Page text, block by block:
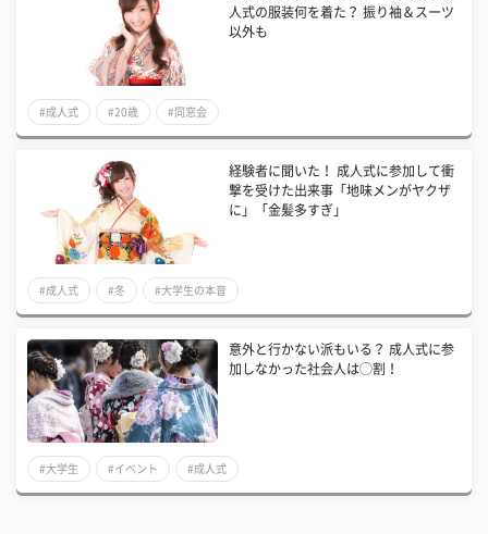
人式の服装何を着た？ 振り袖＆スーツ
以外も
#成人式 #20歳 #同窓会
経験者に聞いた！ 成人式に参加して衝
撃を受けた出来事「地味メンがヤクザ
に」「金髪多すぎ」
#成人式 #冬 #大学生の本音
意外と行かない派もいる？ 成人式に参
加しなかった社会人は◯割！
#大学生 #イベント #成人式